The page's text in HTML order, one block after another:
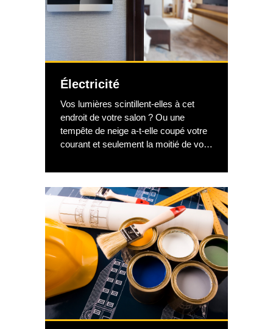
l'expertise pour vous offrir les
meilleures solutions de plomberie.
Électricité
Vos lumières scintillent-elles à cet
endroit de votre salon ? Ou une
tempête de neige a-t-elle coupé votre
courant et seulement la moitié de vos
récupérées ? Voulez-vous prévenir
de rencontrer des signes avant-
coureurs, effectuer une mise à niveau
électrique de votre ancienne maison
pour améliorer un système de câblage
obsolète ou installer des prises GFCI
(disjoncteur de fuite à la terre) pour
vous protéger des chocs électriques
accidentels ? Peu importe le scénario,
pour la sécurité et la sûreté de votre
maison, vous avez la possibilité de